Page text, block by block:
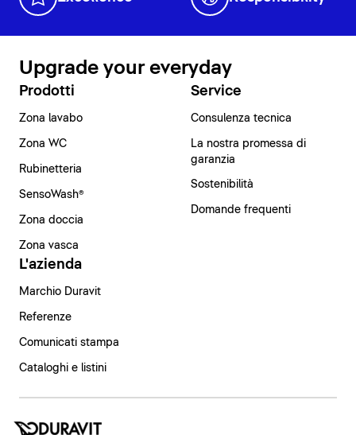
Upgrade your everyday
Prodotti
Zona lavabo
Zona WC
Rubinetteria
SensoWash®
Zona doccia
Zona vasca
Service
Consulenza tecnica
La nostra promessa di
garanzia
Sostenibilità
Domande frequenti
L'azienda
Marchio Duravit
Referenze
Comunicati stampa
Cataloghi e listini